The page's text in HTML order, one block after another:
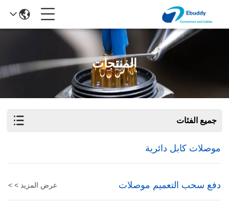
المنتجات
جميع الفئات
موصلات كابل دائرية
دفع سحب التعميم موصلات عرض المزيد > >